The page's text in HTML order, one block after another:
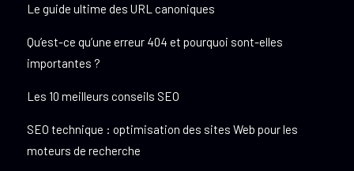
Le guide ultime des URL canoniques
Qu’est-ce qu’une erreur 404 et pourquoi sont-elles
importantes ?
Les 10 meilleurs conseils SEO
SEO technique : optimisation des sites Web pour les
moteurs de recherche